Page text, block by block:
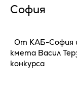
София
От КАБ-София
кмета Васил
конкурса